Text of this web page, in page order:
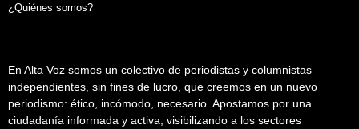
¿Quiénes somos?
En Alta Voz somos un colectivo de periodistas y columnistas
independientes, sin fines de lucro, que creemos en un nuevo
periodismo: ético, incómodo, necesario. Apostamos por una
ciudadanía informada y activa, visibilizando a los sectores